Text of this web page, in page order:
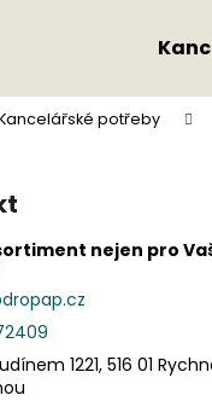
potřeby
sortiment nejen pro
dropap.cz
1221, 516 01